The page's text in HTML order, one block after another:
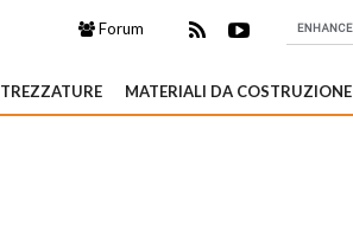
Forum
MATERIALI DA COSTRUZIONE